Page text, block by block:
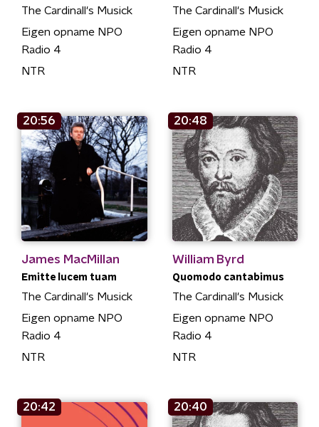
The Cardinall's Musick
Eigen opname NPO
Radio 4
NTR
The Cardinall's Musick
Eigen opname NPO
Radio 4
NTR
20:56
James MacMillan
Emitte lucem tuam
The Cardinall's Musick
Eigen opname NPO
Radio 4
NTR
20:48
William Byrd
Quomodo cantabimus
The Cardinall's Musick
Eigen opname NPO
Radio 4
NTR
20:42 20:40